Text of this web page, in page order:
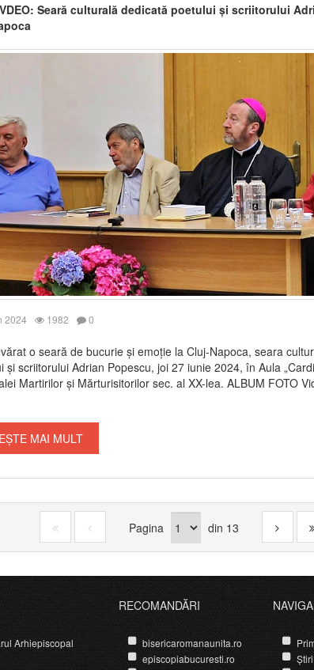
Seară culturală dedicată poetului și scriitorului
2024 1982 0
o seară de bucurie și emoție la Cluj-Napoca, seara
și scriitorului Adrian Popescu, joi 27 iunie 2024, în Aula
Martirilor și Mărturisitorilor sec. al XX-lea. ALBUM FOTO
MAI MULT
Pagina din 13
Arhiepiscopal
RECOMANDĂRI
bisericaromanaunita.ro
episcopiabucuresti.ro
Știri